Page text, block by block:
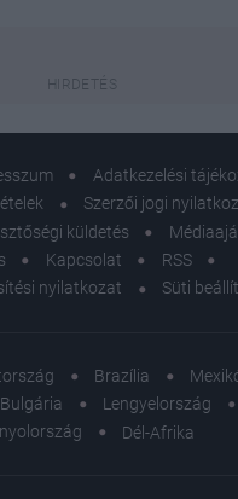
Adatkezelési
Szerzői jogi
küldetés
Kapcsolat
RSS
nyilatkozat
Süti
Brazília
Bulgária
Lengyelország
Dél-Afrika